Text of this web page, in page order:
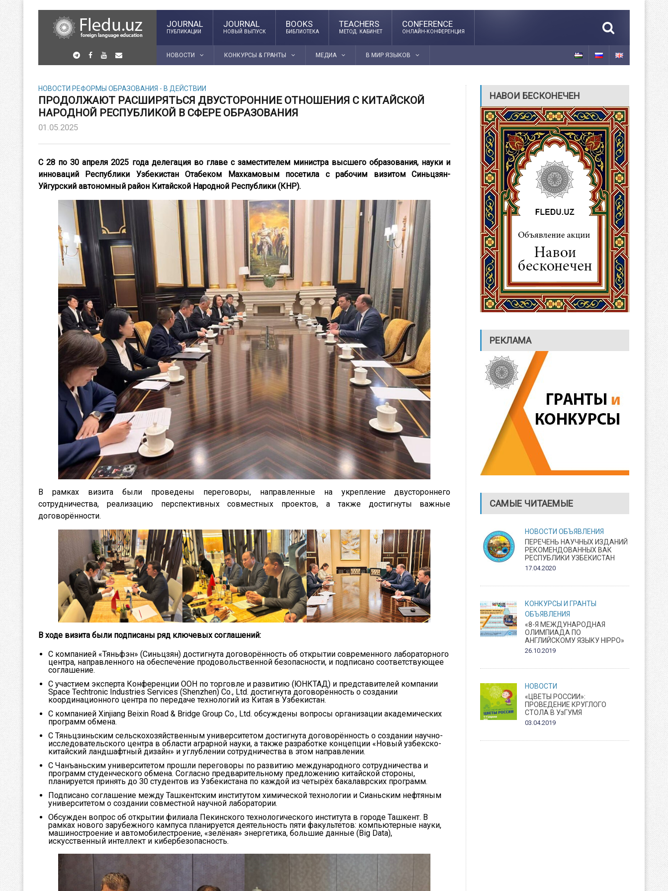
JOURNAL
ПУБЛИКАЦИИ
JOURNAL
НОВЫЙ ВЫПУСК
BOOKS
БИБЛИОТЕКА
TEACHERS
МЕТОД. КАБИНЕТ
CONFERENCE
ОНЛАЙН-КОНФЕРЕНЦИЯ
НОВОСТИ КОНКУРСЫ & ГРАНТЫ МЕДИА В МИР ЯЗЫКОВ
НОВОСТИ РЕФОРМЫ ОБРАЗОВАНИЯ - В ДЕЙСТВИИ
ПРОДОЛЖАЮТ РАСШИРЯТЬСЯ ДВУСТОРОННИЕ ОТНОШЕНИЯ С КИТАЙСКОЙ
НАРОДНОЙ РЕСПУБЛИКОЙ В СФЕРЕ ОБРАЗОВАНИЯ
01.05.2025
С 28 по 30 апреля 2025 года делегация во главе с заместителем министра высшего образования, науки и
инноваций Республики Узбекистан Отабеком Махкамовым посетила с рабочим визитом Синьцзян-
Уйгурский автономный район Китайской Народной Республики (КНР).
В рамках визита были проведены переговоры, направленные на укрепление двустороннего
сотрудничества, реализацию перспективных совместных проектов, а также достигнуты важные
договорённости.
В ходе визита были подписаны ряд ключевых соглашений:
С компанией «Тяньфэн» (Синьцзян) достигнута договорённость об открытии современного лабораторного
центра, направленного на обеспечение продовольственной безопасности, и подписано соответствующее
соглашение.
С участием эксперта Конференции ООН по торговле и развитию (ЮНКТАД) и представителей компании
Space Techtronic Industries Services (Shenzhen) Co., Ltd. достигнута договорённость о создании
координационного центра по передаче технологий из Китая в Узбекистан.
С компанией Xinjiang Beixin Road & Bridge Group Co., Ltd. обсуждены вопросы организации академических
программ обмена.
С Тяньцзиньским сельскохозяйственным университетом достигнута договорённость о создании научно-
исследовательского центра в области аграрной науки, а также разработке концепции «Новый узбекско-
китайский ландшафтный дизайн» и углублении сотрудничества в этом направлении.
С Чанъаньским университетом прошли переговоры по развитию международного сотрудничества и
программ студенческого обмена. Согласно предварительному предложению китайской стороны,
планируется принять до 30 студентов из Узбекистана по каждой из четырёх бакалаврских программ.
Подписано соглашение между Ташкентским институтом химической технологии и Сианьским нефтяным
университетом о создании совместной научной лаборатории.
Обсужден вопрос об открытии филиала Пекинского технологического института в городе Ташкент. В
рамках нового зарубежного кампуса планируется деятельность пяти факультетов: компьютерные науки,
машиностроение и автомобилестроение, «зелёная» энергетика, большие данные (Big Data),
искусственный интеллект и кибербезопасность.
НАВОИ БЕСКОНЕЧЕН
РЕКЛАМА
САМЫЕ ЧИТАЕМЫЕ
НОВОСТИ ОБЪЯВЛЕНИЯ
ПЕРЕЧЕНЬ НАУЧНЫХ ИЗДАНИЙ
РЕКОМЕНДОВАННЫХ ВАК
РЕСПУБЛИКИ УЗБЕКИСТАН
17.04.2020
КОНКУРСЫ И ГРАНТЫ
ОБЪЯВЛЕНИЯ
«8-Я МЕЖДУНАРОДНАЯ
ОЛИМПИАДА ПО
АНГЛИЙСКОМУ ЯЗЫКУ HIPPO»
26.10.2019
НОВОСТИ
«ЦВЕТЫ РОССИИ»:
ПРОВЕДЕНИЕ КРУГЛОГО
СТОЛА В УзГУМЯ
03.04.2019